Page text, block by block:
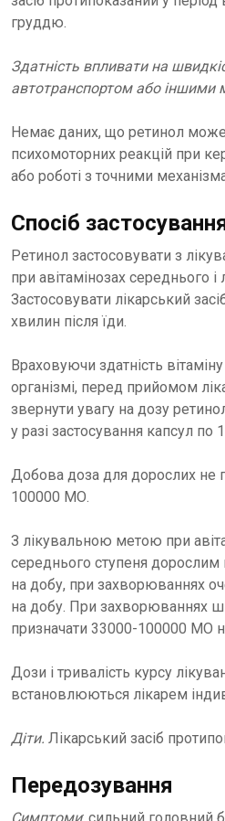
груддю.
Здатність впливати на
автотранспортом або іншими
Немає даних, що ретинол
психомоторних реакцій при
або роботі з точними
Спосіб
Ретинол застосовувати з
при авітамінозах середнього i
Застосовувати лікарський
хвилин після їди.
Враховуючи здатність
організмі, перед прийомом
звернути увагу на дозу
у разі застосування капсул по
Добова доза для дорослих не
100000 МО.
З лікувальною метою при
середнього ступеня
на добу, при захворюваннях
на добу. При захворюваннях
призначати 33000-100000 МО
Дози і тривалість курсу
встановлюються лікарем
Діти. Лікарський засіб
Передозування